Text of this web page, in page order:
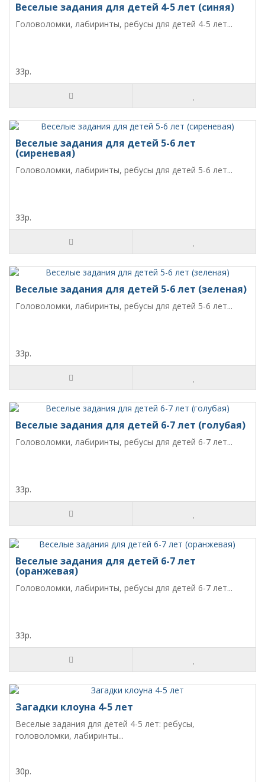
Веселые задания для детей 4-5 лет (синяя)
Головоломки, лабиринты, ребусы для детей 4-5 лет...
33р.
Веселые задания для детей 5-6 лет
(сиреневая)
Головоломки, лабиринты, ребусы для детей 5-6 лет...
33р.
Веселые задания для детей 5-6 лет (зеленая)
Головоломки, лабиринты, ребусы для детей 5-6 лет...
33р.
Веселые задания для детей 6-7 лет (голубая)
Головоломки, лабиринты, ребусы для детей 6-7 лет...
33р.
Веселые задания для детей 6-7 лет
(оранжевая)
Головоломки, лабиринты, ребусы для детей 6-7 лет...
33р.
Загадки клоуна 4-5 лет
Веселые задания для детей 4-5 лет: ребусы,
головоломки, лабиринты...
30р.